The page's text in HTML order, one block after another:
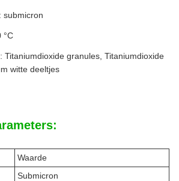
submicron
°C
Titaniumdioxide granules, Titaniumdioxide
witte deeltjes
Waarde
Submicron